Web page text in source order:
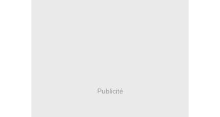
Publicité